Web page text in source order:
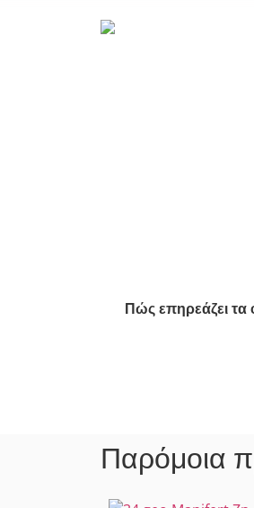
Πώς επηρεάζει τα
Παρόμοια